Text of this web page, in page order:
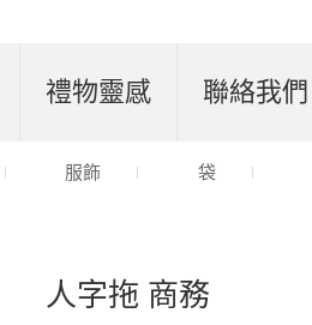
人字拖 商務
禮物靈感 聯絡我們
服飾 袋